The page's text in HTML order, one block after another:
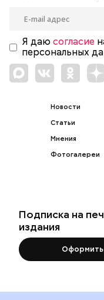
Я даю согласие
персональных
Новости
Статьи
Мнения
Фотогалереи
Подписка на
издания
Оформить